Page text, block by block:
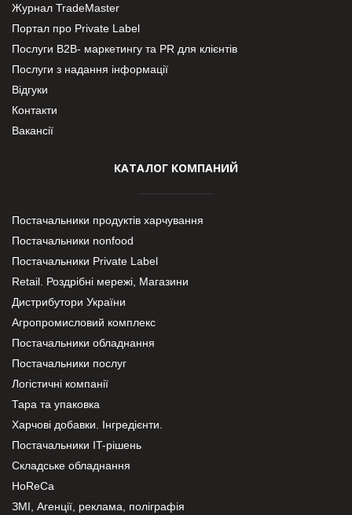
Журнал TradeMaster
Портал про Private Label
Послуги В2В- маркетингу та PR для клієнтів
Послуги з надання інформації
Відгуки
Контакти
Вакансії
КАТАЛОГ КОМПАНИЙ
Постачальники продуктів харчування
Постачальники nonfood
Постачальники Private Label
Retail. Роздрібні мережі, Магазини
Дистрибутори України
Агропромисловий комплекс
Постачальники обладнання
Постачальники послуг
Логістичні компанії
Тара та упаковка
Харчові добавки. Інгредієнти.
Постачальники IT-рішень
Складське обладнання
HoReCa
ЗМІ, Агенції, реклама, поліграфія